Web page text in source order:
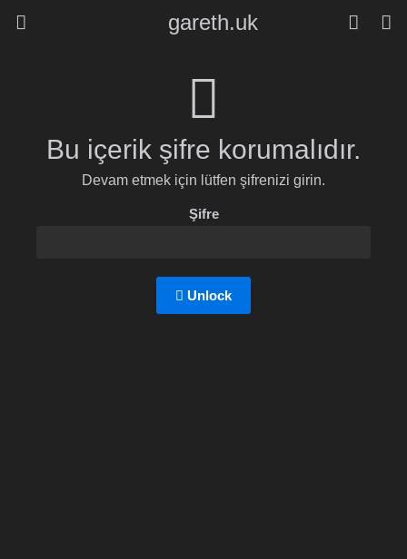
gareth.uk
Bu içerik şifre korumalıdır.
Devam etmek için lütfen şifrenizi girin.
Şifre
Unlock